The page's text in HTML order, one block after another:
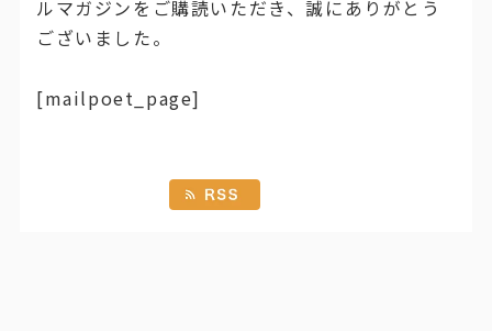
ルマガジンをご購読いただき、誠にありがとう
ございました。
[mailpoet_page]